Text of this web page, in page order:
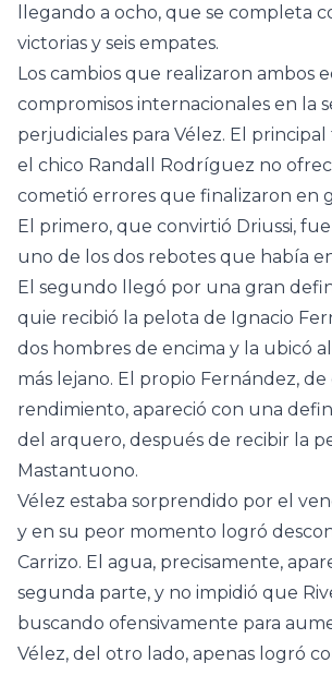
llegando a ocho, que se completa
victorias y seis empates.
Los cambios que realizaron ambos
compromisos internacionales en la
perjudiciales para Vélez. El
el chico Randall Rodríguez no
cometió errores que finalizaron en
El primero, que convirtió Driussi,
uno de los dos rebotes que había
El segundo llegó por una gran
quie recibió la pelota de Ignacio
dos hombres de encima y la ubicó
más lejano. El propio Fernández, de
rendimiento, apareció con una
del arquero, después de recibir la
Mastantuono.
Vélez estaba sorprendido por el
y en su peor momento logró
Carrizo. El agua, precisamente,
segunda parte, y no impidió que
buscando ofensivamente para
Vélez, del otro lado, apenas logró